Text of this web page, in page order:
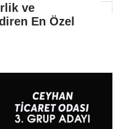
ve
En Özel